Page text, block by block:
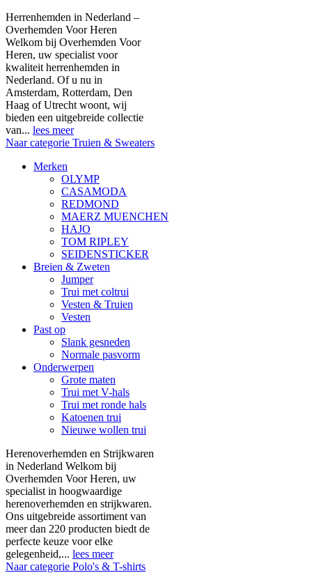
Herrenhemden in Nederland –
Overhemden Voor Heren
Welkom bij Overhemden Voor
Heren, uw specialist voor
kwaliteit herrenhemden in
Nederland. Of u nu in
Amsterdam, Rotterdam, Den
Haag of Utrecht woont, wij
bieden een uitgebreide collectie
van... lees meer
Naar categorie Truien & Sweaters
Merken
OLYMP
CASAMODA
REDMOND
MAERZ MUENCHEN
HAJO
TOM RIPLEY
SEIDENSTICKER
Breien & Zweten
Jumper
Trui met coltrui
Vesten & Truien
Vesten
Past op
Slank gesneden
Normale pasvorm
Onderwerpen
Grote maten
Trui met V-hals
Trui met ronde hals
Katoenen trui
Nieuwe wollen trui
Herenoverhemden en Strijkwaren
in Nederland Welkom bij
Overhemden Voor Heren, uw
specialist in hoogwaardige
herenoverhemden en strijkwaren.
Ons uitgebreide assortiment van
meer dan 220 producten biedt de
perfecte keuze voor elke
gelegenheid,... lees meer
Naar categorie Polo's & T-shirts